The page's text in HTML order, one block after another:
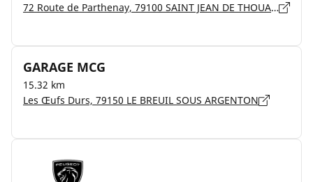
72 Route de Parthenay, 79100 SAINT JEAN DE THOUARS
GARAGE MCG
15.32 km
Les Œufs Durs, 79150 LE BREUIL SOUS ARGENTON